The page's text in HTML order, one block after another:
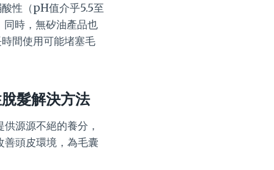
性（pH值介乎5.5至
時，無矽油產品也
間使用可能堵塞毛
髮解決方法
源源不絕的養分，
善頭皮環境，為毛囊